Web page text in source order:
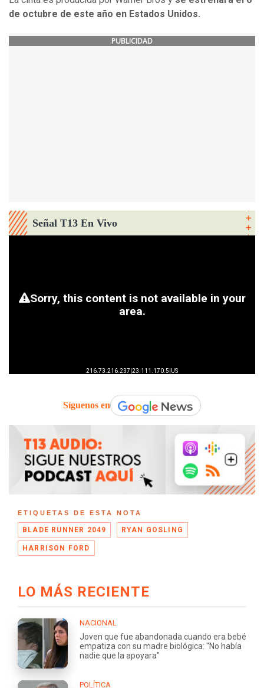
de octubre de este año en Estados Unidos.
PUBLICIDAD
Señal T13 En Vivo
Síguenos en
ETIQUETAS DE ESTA NOTA
BLADE RUNNER 2049 RYAN GOSLING
HARRISON FORD
LO MÁS RECIENTE
NACIONAL
Joven que fue abandonada cuando era bebé
empatiza con su madre biológica: "No había
nadie que la apoyara"
POLÍTICA